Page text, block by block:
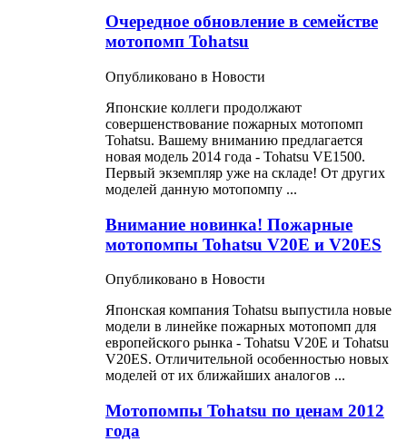
Очередное обновление в семействе
мотопомп Tohatsu
Опубликовано в Новости
Японские коллеги продолжают
совершенствование пожарных мотопомп
Tohatsu. Вашему вниманию предлагается
новая модель 2014 года - Tohatsu VE1500.
Первый экземпляр уже на складе! От других
моделей данную мотопомпу ...
Внимание новинка! Пожарные
мотопомпы Tohatsu V20E и V20ES
Опубликовано в Новости
Японская компания Tohatsu выпустила новые
модели в линейке пожарных мотопомп для
европейского рынка - Tohatsu V20E и Tohatsu
V20ES. Отличительной особенностью новых
моделей от их ближайших аналогов ...
Мотопомпы Tohatsu по ценам 2012
года